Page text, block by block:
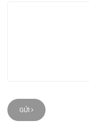
GỬI